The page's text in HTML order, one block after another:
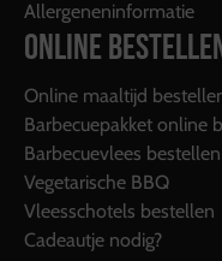
Allergeneninformatie
ONLINE
Online maaltijd
Barbecuepakket online
Barbecuevlees bestellen
Vegetarische BBQ
Vleesschotels bestellen
Cadeautje nodig?